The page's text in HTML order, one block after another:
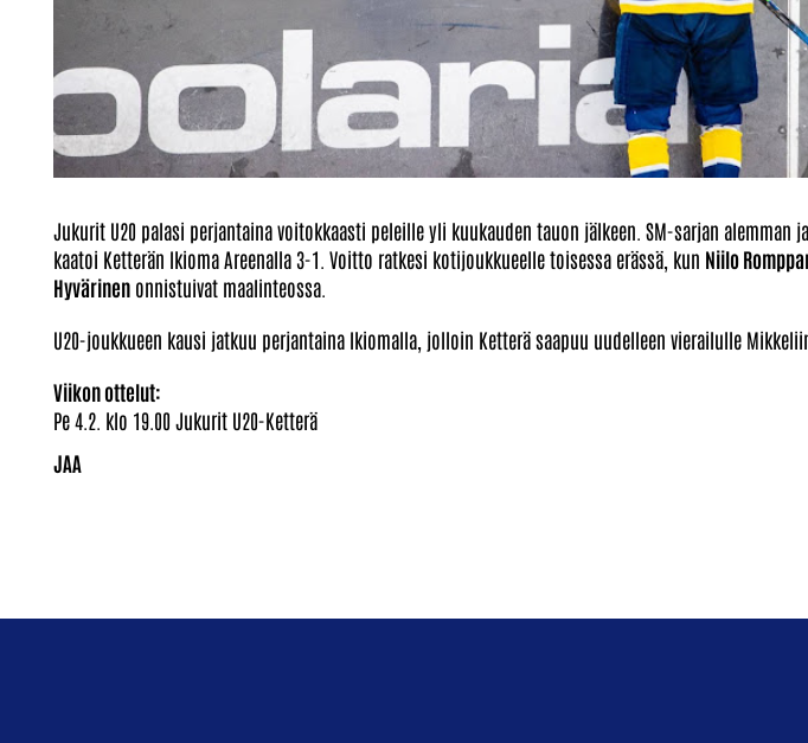
Jukurit U20 palasi perjantaina voitokkaasti peleille yli kuukauden tauon jälkeen. SM-sarjan alemman
kaatoi Ketterän Ikioma Areenalla 3-1. Voitto ratkesi kotijoukkueelle toisessa erässä, kun Niilo
Hyvärinen onnistuivat maalinteossa.
U20-joukkueen kausi jatkuu perjantaina Ikiomalla, jolloin Ketterä saapuu uudelleen vierailulle
Viikon ottelut:
Pe 4.2. klo 19.00 Jukurit U20-Ketterä